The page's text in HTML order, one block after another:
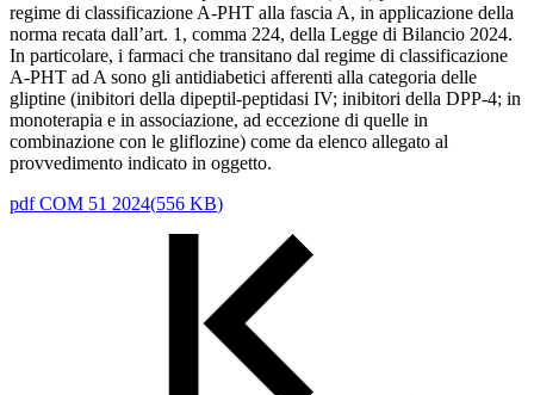
regime di classificazione A-PHT alla fascia A, in applicazione della
norma recata dall’art. 1, comma 224, della Legge di Bilancio 2024.
In particolare, i farmaci che transitano dal regime di classificazione
A-PHT ad A sono gli antidiabetici afferenti alla categoria delle
gliptine (inibitori della dipeptil-peptidasi IV; inibitori della DPP-4; in
monoterapia e in associazione, ad eccezione di quelle in
combinazione con le gliflozine) come da elenco allegato al
provvedimento indicato in oggetto.
pdfCOM 51 2024(556 KB)